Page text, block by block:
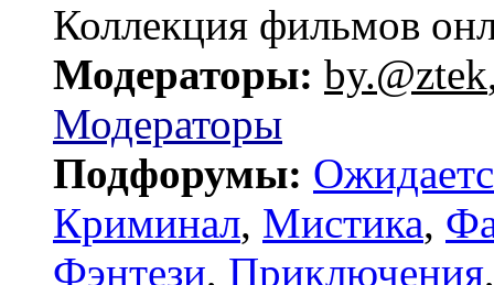
Коллекция фильмов
Модераторы: by.@ztek
Модераторы
Подфорумы:
Криминал, Мистика,
Фэнтези, Приключения